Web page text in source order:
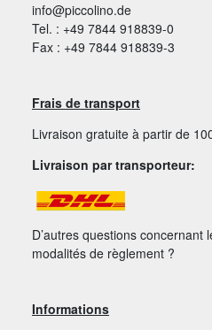
info@piccolino.de
Tel. : +49 7844 918839-0
Fax : +49 7844 918839-3
Frais de transport
Livraison gratuite à partir de
Livraison par transporteur:
D’autres questions concernant
modalités de règlement ?
Informations